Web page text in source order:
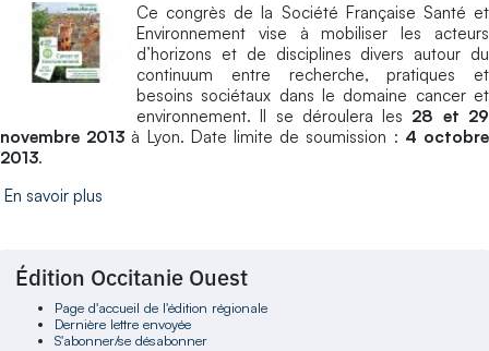
Ce congrès de la Société Française Santé et
Environnement vise à mobiliser les acteurs
d’horizons et de disciplines divers autour du
continuum entre recherche, pratiques et
besoins sociétaux dans le domaine cancer et
environnement. Il se déroulera les 28 et 29
novembre 2013 à Lyon. Date limite de soumission : 4 octobre
2013.
En savoir plus
Édition Occitanie Ouest
Page d'accueil de l'édition régionale
Dernière lettre envoyée
S'abonner/se désabonner